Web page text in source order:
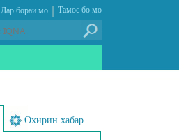
Тамос бо мо
|
Дар бораи мо
Охирин хабар